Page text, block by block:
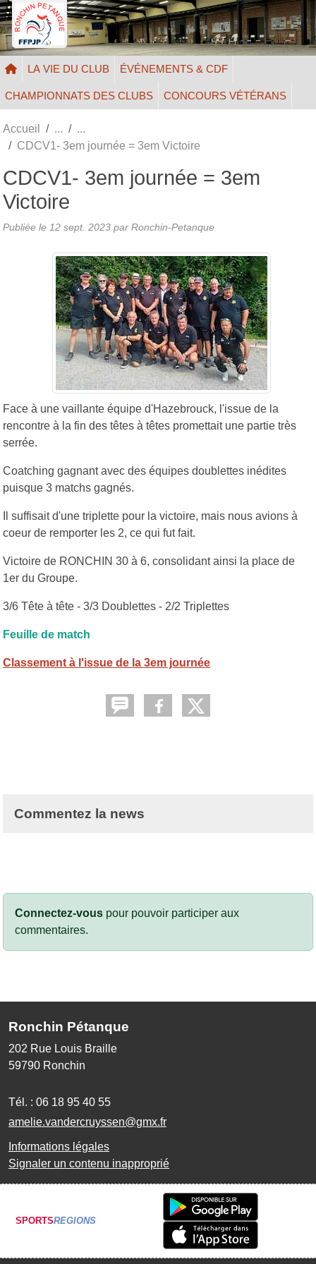
LA VIE DU CLUB ÉVÉNEMENTS & CDF
CHAMPIONNATS DES CLUBS CONCOURS VÉTÉRANS
Accueil
CDCV1- 3em journée = 3em Victoire
CDCV1- 3em journée = 3em
Victoire
Publiée le 12 sept. 2023 par Ronchin-Petanque
Face à une vaillante équipe d'Hazebrouck, l'issue de la
rencontre à la fin des têtes à têtes promettait une partie très
serrée.
Coatching gagnant avec des équipes doublettes inédites
puisque 3 matchs gagnés.
Il suffisait d'une triplette pour la victoire, mais nous avions à
coeur de remporter les 2, ce qui fut fait.
Victoire de RONCHIN 30 à 6, consolidant ainsi la place de
1er du Groupe.
3/6 Tête à tête - 3/3 Doublettes - 2/2 Triplettes
Feuille de match
Classement à l'issue de la 3em journée
Commentez la news
Connectez-vous pour pouvoir participer aux
commentaires.
Ronchin Pétanque
202 Rue Louis Braille
59790 Ronchin
Tél. : 06 18 95 40 55
amelie.vandercruyssen@gmx.fr
Informations légales
Signaler un contenu inapproprié
SPORTSREGIONS
Panneau de gestion des cookies